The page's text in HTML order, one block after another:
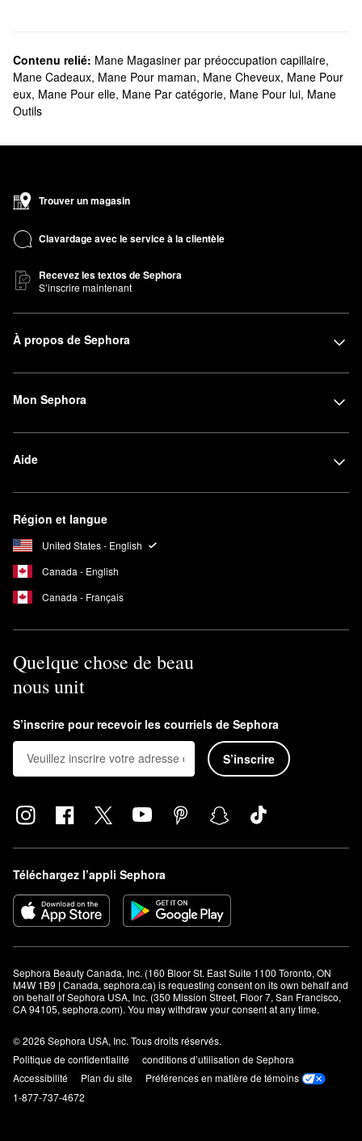
Contenu relié: Mane Magasiner par préoccupation capillaire,
Mane Cadeaux, Mane Pour maman, Mane Cheveux, Mane Pour
eux, Mane Pour elle, Mane Par catégorie, Mane Pour lui, Mane
Outils
Trouver un magasin
Clavardage avec le service à la clientèle
Recevez les textos de Sephora
S’inscrire maintenant
À propos de Sephora
Mon Sephora
Aide
Région et langue
United States - English
Canada - English
Canada - Français
Quelque chose de beau
nous unit
S’inscrire pour recevoir les courriels de Sephora
S’inscrire
Téléchargez l’appli Sephora
Sephora Beauty Canada, Inc. (160 Bloor St. East Suite 1100 Toronto, ON
M4W 1B9 | Canada, sephora.ca) is requesting consent on its own behalf and
on behalf of Sephora USA, Inc. (350 Mission Street, Floor 7, San Francisco,
CA 94105, sephora.com). You may withdraw your consent at any time.
© 2026 Sephora USA, Inc. Tous droits réservés.
Politique de confidentialité
conditions d’utilisation de Sephora
Accessibilité
Plan du site
Préférences en matière de témoins
1-877-737-4672